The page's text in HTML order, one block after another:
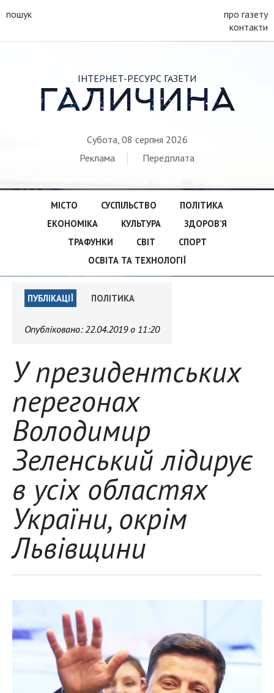
пошук
про газету
контакти
ІНТЕРНЕТ-РЕСУРС ГАЗЕТИ
ГАЛИЧИНА
Субота, 08 серпня 2026
Реклама
Передплата
МІСТО СУСПІЛЬСТВО
ПОЛІТИКА
ЕКОНОМІКА
КУЛЬТУРА
ЗДОРОВ’Я
ТРАФУНКИ
СВІТ
СПОРТ
ОСВІТА ТА ТЕХНОЛОГІЇ
ПУБЛІКАЦІЇ ПОЛІТИКА
Опубліковано:22.04.2019 о 11:20
У президентських
перегонах
Володимир
Зеленський лідирує
в усіх областях
України, окрім
Львівщини